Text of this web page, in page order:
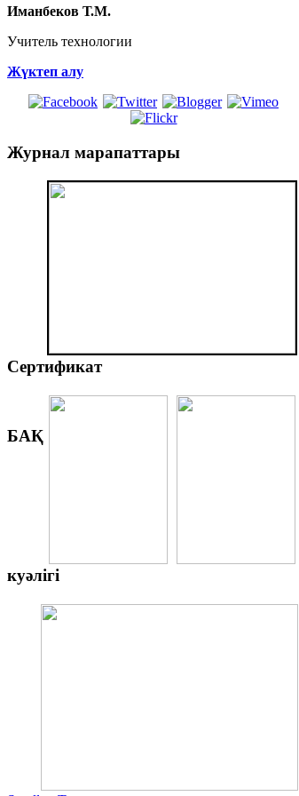
Иманбеков Т.М.
Учитель технологии
Жүктеп алу
Журнал марапаттары
Сертификат
БАҚ
куәлігі